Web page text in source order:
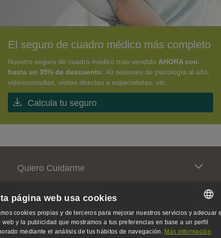
El seguro de cuadro médico más completo
Nuestro seguro de cuadro médico más vendido AHORA con
hasta un 35% de descuento: 40 sesiones de psicología al año,
videoconsultas, visitas directas a especialistas, etc...
Calcula tu seguro
Pie de página
Quiero Cuidarme
Seguros para profesionales
Somos activistas de la salud
SPANISH
SPANISH
página web usa cookies
cookies propias y de terceros para mejorar nuestros servicios y adecuar
web y la publicidad que mostramos a tus preferencias en base a un perfil
mediante el análisis de tus hábitos de navegación. Más información